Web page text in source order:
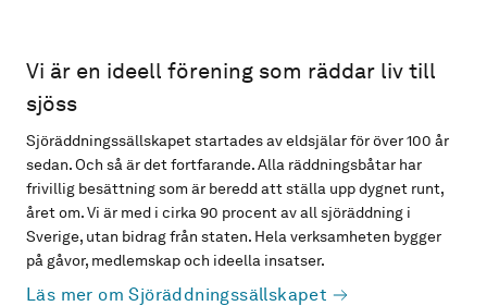
Vi är en ideell förening som räddar liv till
sjöss
Sjöräddningssällskapet startades av eldsjälar för över 100 år
sedan. Och så är det fortfarande. Alla räddningsbåtar har
frivillig besättning som är beredd att ställa upp dygnet runt,
året om. Vi är med i cirka 90 procent av all sjöräddning i
Sverige, utan bidrag från staten. Hela verksamheten bygger
på gåvor, medlemskap och ideella insatser.
Läs mer om Sjöräddningssällskapet